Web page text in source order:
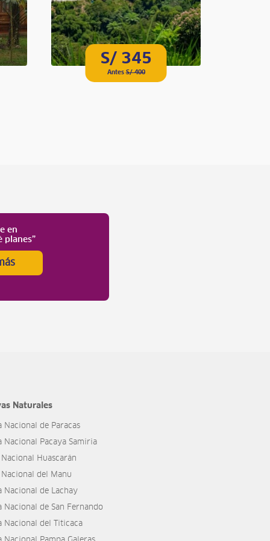
S/ 345
AntesS/ 400
en
planes”
Naturales
Nacional de Paracas
Nacional Pacaya Samiria
Nacional Huascarán
Nacional del Manu
Nacional de Lachay
Nacional de San Fernando
Nacional del Titicaca